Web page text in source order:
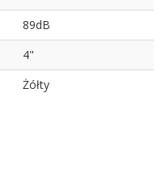
89dB
4"
Żółty